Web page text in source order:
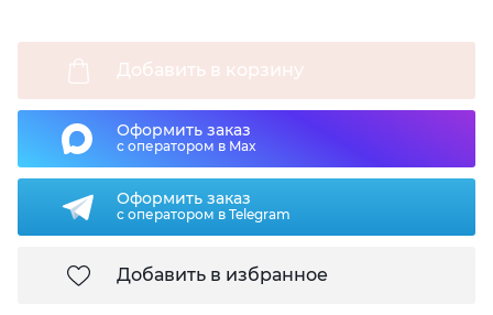
Добавить в корзину
Оформить заказ
с оператором в Max
Оформить заказ
с оператором в Telegram
Добавить в избранное